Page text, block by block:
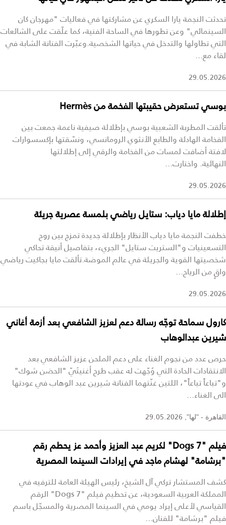
تحدثت النجمة يارا السكري عن مشاركتها في فعاليات "مهرجان كان
السينمائي" وعن تطورها في الساحة الفنية، كما علّقت على الشائعات
التي تطاولها والتدخل في حياتها الشخصية.وعبّرت الفنانة الشابة في
لقاء مع...
29.05.2026
بوسي تستعرض حقيبتها الفخمة من Hermès
تألقت المطربة الشعبية بوسي بإطلالة صيفية ناعمة جمعت بين
الفخامة الهادئة والطابع الأنثوي الرومانسي، ونسّقتها بإكسسوارات
لافتة أضافت لمسات من الفخامة والرقي إلى إطلالتها
النهائية. واختارت...
29.05.2026
إطلالة مايا دياب: ستايل رياضي بلمسة عصرية جريئة
خطفت النجمة مايا دياب الأنظار بإطلالة جديدة تمزج بين روح
التسعينيات و"الستريت ستايل" الجريء، بتفاصيل أنيقة تحاكي
شخصيتها القوية والجريئة في عالم الموضة.تألقت مايا بجاكيت رياضي
واقٍ من الرياح...
29.05.2026
كارول سماحة توجّه رسالة دعم لعزيز الشافعي بعد أزمة أغاني
شيرين عبدالوهاب
حرص عدد من نجوم الغناء على دعم الملحن عزيز الشافعي بعد
الانتقادات الحادة التي وُجّهت له عقب طرح أغنيتَيّ "الحضن شوك"
و"تباعاً تباعاً"، اللتين غنّتهما الفنانة شيرين عبد الوهاب في عودتها
الى الغناء...
القاهرة - "لها", 29.05.2026
فيلم "7 Dogs" لكريم عبد العزيز وأحمد عز يحطم رقم
"برشامة" لهشام ماجد في إيرادات السينما المصرية
كشف المستشار تركي آل الشيخ، رئيس الهيئة العامة للترفيه في
المملكة العربية السعودية، عن تحطيم فيلم "7 Dogs" الرقم
القياسي لأعلى إيراد يومي في السينما المصرية والمسجّل باسم
فيلم "برشامة" للفنان...